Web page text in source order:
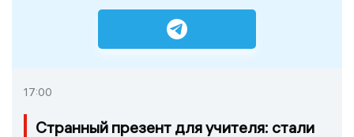
17:00
Странный презент для учителя: стали